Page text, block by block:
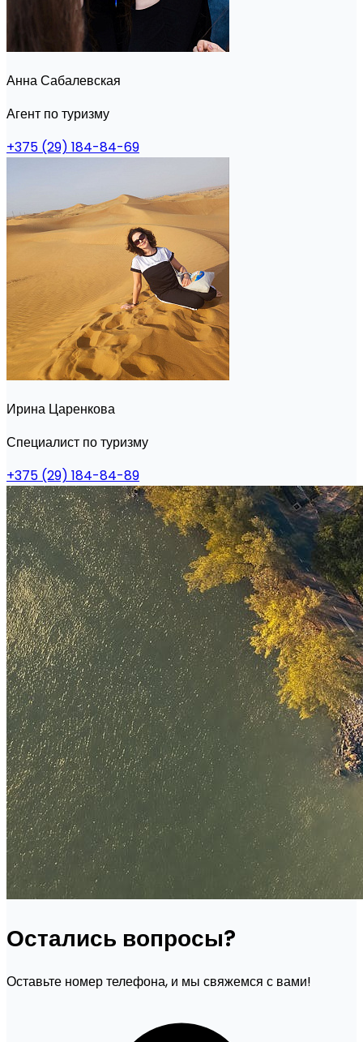
Анна Сабалевская
Агент по туризму
+375 (29) 184-84-69
Ирина Царенкова
Специалист по туризму
+375 (29) 184-84-89
Остались вопросы?
Оставьте номер телефона, и мы свяжемся с вами!